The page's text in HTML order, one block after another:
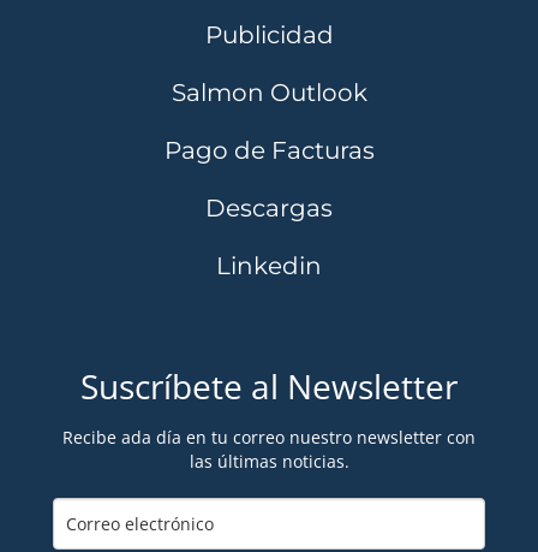
Publicidad
Salmon Outlook
Pago de Facturas
Descargas
Linkedin
Suscríbete al Newsletter
Recibe ada día en tu correo nuestro newsletter con
las últimas noticias.